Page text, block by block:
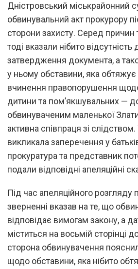
Дністровський міськрайонний
обвинувальний акт прокурору
сторони захисту. Серед причин
тоді вказали нібито відсутність
затвердження документа, а
у ньому обставини, яка
вчинення правопорушення
дитини та пом’якшувальних —
обвинуваченим маленької Злати
активна співпраця зі
викликала заперечення у
прокуратура та представник
подали відповідні апеляційні
Під час апеляційного
зверненні вказав на те, що
відповідає вимогам закону, а
міститься на восьмій сторінці
сторона обвинувачення
щодо обставини, яка нібито